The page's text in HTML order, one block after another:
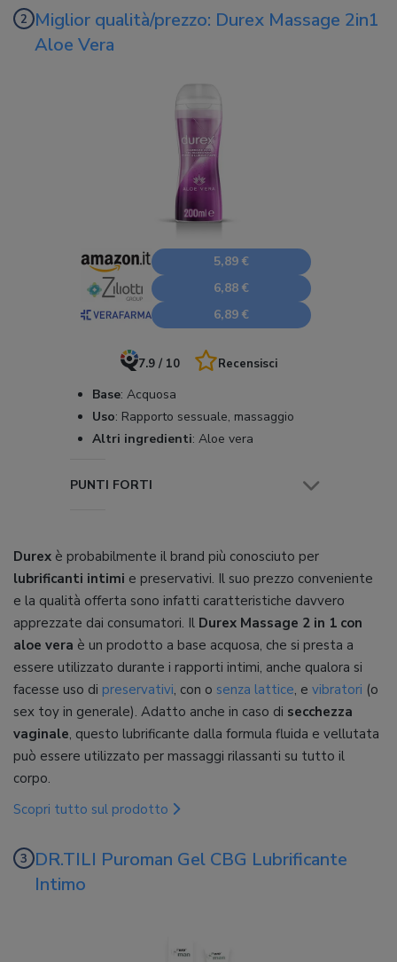
Miglior qualità/prezzo: Durex Massage 2in1
Aloe Vera
5,89 €
6,88 €
6,89 €
7.9 / 10 Recensisci
Base: Acquosa
Uso: Rapporto sessuale, massaggio
Altri ingredienti: Aloe vera
PUNTI FORTI
Durex è probabilmente il brand più conosciuto per
lubrificanti intimi e preservativi. Il suo prezzo conveniente
e la qualità offerta sono infatti caratteristiche davvero
apprezzate dai consumatori. Il Durex Massage 2 in 1 con
aloe vera è un prodotto a base acquosa, che si presta a
essere utilizzato durante i rapporti intimi, anche qualora si
facesse uso di preservativi, con o senza lattice, e vibratori (o
sex toy in generale). Adatto anche in caso di secchezza
vaginale, questo lubrificante dalla formula fluida e vellutata
può essere utilizzato per massaggi rilassanti su tutto il
corpo.
Scopri tutto sul prodotto
DR.TILI Puroman Gel CBG Lubrificante
Intimo